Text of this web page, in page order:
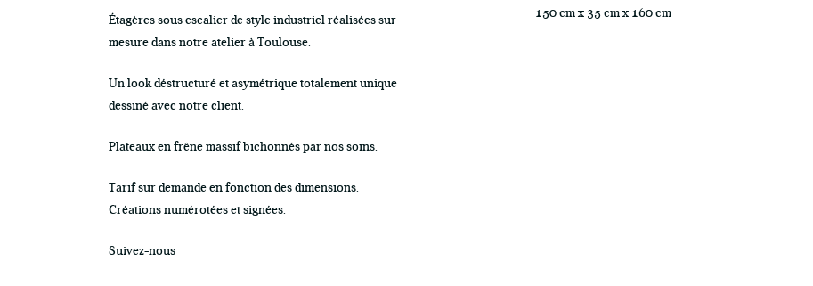
Étagères sous escalier de style industriel réalisées sur
mesure dans notre atelier à Toulouse.
Un look déstructuré et asymétrique totalement unique
dessiné avec notre client.
Plateaux en frêne massif bichonnés par nos soins.
Tarif sur demande en fonction des dimensions.
Créations numérotées et signées.
Suivez-nous
150 cm x 35 cm x 160 cm